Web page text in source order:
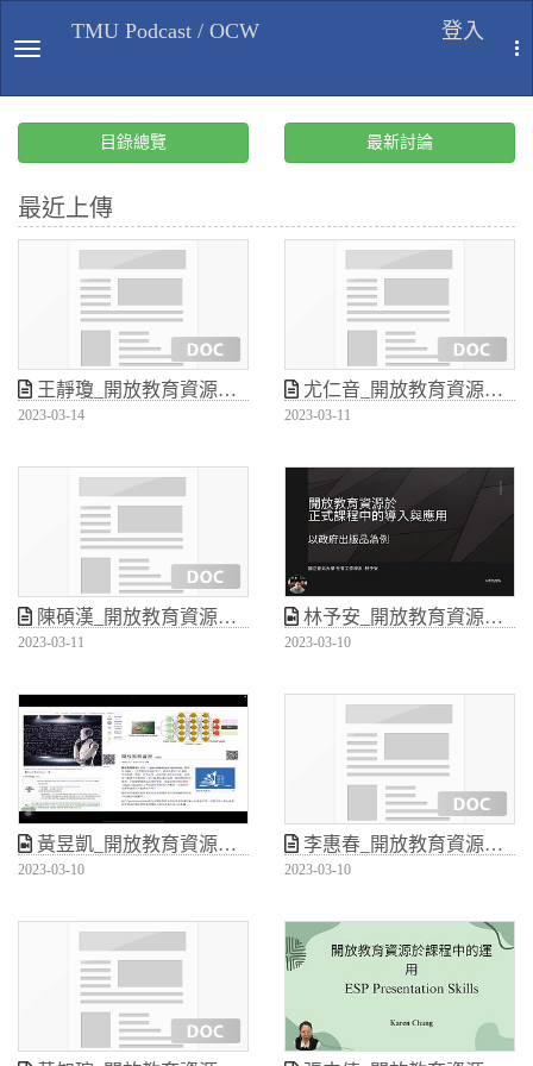
登入
TMU Podcast / OCW
目錄總覽 最新討論
最近上傳
王靜瓊_開放教育資源於正式課程中的導入與應用
2023-03-14
尤仁音_開放教育資源於正式課程中的導入與應用
2023-03-11
陳碩漢_開放教育資源於正式課程中的導入與應用
2023-03-11
林予安_開放教育資源於正式課程中的導入與應用
2023-03-10
黃昱凱_開放教育資源於正式課程中的導入與應用
2023-03-10
李惠春_開放教育資源於正式課程中的導入與應用
2023-03-10